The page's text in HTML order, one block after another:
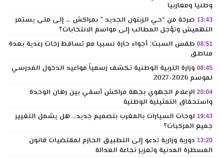
وطنيا ومغاربيا
13:43 صرخة من “حي الزيتون الجديد ” بمراكش … إلى متى يستمر
التهميش وتؤجل المطالب إلى مواسم الانتخابات؟
08:51 طقس السبت: أجواء حارة نسبيا مع تساقط زخات رعدية بعدة
مناطق
08:45 وزارة التربية الوطنية تكشف رسمياً مواعيد الدخول المدرسي
لموسم 2026-2027
20:04 الإعلام الجهوي بجهة مراكش آسفي بين رهان الوحدة
واستحقاق التمثيلية الوطنية
19:43 لوحات السيارات بالمغرب بتصميم جديد.. هل يشمل التغيير
جميع المركبات؟
13:20 دورية وزارية تدعو إلى التطبيق الحازم لمقتضيات قانون
المسطرة المدنية وتعزيز نجاعة العدالة